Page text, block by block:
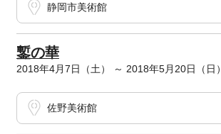
静岡市美術館
鏨の華
2018年4月7日（土） ～ 2018年5月20日（日）
佐野美術館